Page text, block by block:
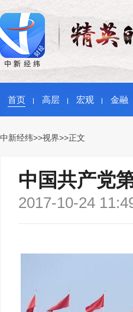
首页 高层 宏观 金融
中新经纬>>视界>>正文
中国共产党
2017-10-24